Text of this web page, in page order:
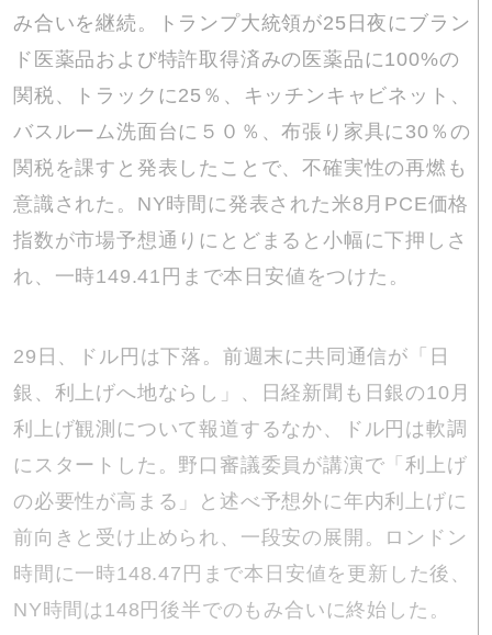
み合いを継続。トランプ大統領が25日夜にブラン
ド医薬品および特許取得済みの医薬品に100%の
関税、トラックに25％、キッチンキャビネット、
バスルーム洗面台に５０％、布張り家具に30％の
関税を課すと発表したことで、不確実性の再燃も
意識された。NY時間に発表された米8月PCE価格
指数が市場予想通りにとどまると小幅に下押しさ
れ、一時149.41円まで本日安値をつけた。
29日、ドル円は下落。前週末に共同通信が「日
銀、利上げへ地ならし」、日経新聞も日銀の10月
利上げ観測について報道するなか、ドル円は軟調
にスタートした。野口審議委員が講演で「利上げ
の必要性が高まる」と述べ予想外に年内利上げに
前向きと受け止められ、一段安の展開。ロンドン
時間に一時148.47円まで本日安値を更新した後、
NY時間は148円後半でのもみ合いに終始した。